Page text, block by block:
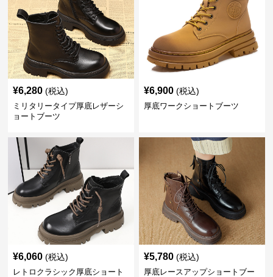
¥6,280 (税込)
ミリタリータイプ厚底レザーシ
ョートブーツ
¥6,900 (税込)
厚底ワークショートブーツ
¥6,060 (税込)
レトロクラシック厚底ショート
¥5,780 (税込)
厚底レースアップショートブー